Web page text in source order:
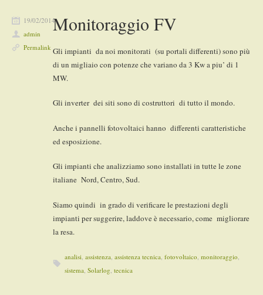
Monitoraggio FV
Gli impianti da noi monitorati (su portali differenti) sono più
di un migliaio con potenze che variano da 3 Kw a piu’ di 1
MW.
Gli inverter dei siti sono di costruttori di tutto il mondo.
Anche i pannelli fotovoltaici hanno differenti caratteristiche
ed esposizione.
Gli impianti che analizziamo sono installati in tutte le zone
italiane Nord, Centro, Sud.
Siamo quindi in grado di verificare le prestazioni degli
impianti per suggerire, laddove è necessario, come migliorare
la resa.
analisi, assistenza, assistenza tecnica, fotovoltaico, monitoraggio,
sistema, Solarlog, tecnica
19/02/2014
admin
Permalink